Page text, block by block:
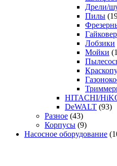
Дрели/
Пилы
Лобзики
Мойки
HITACHI/
DeWALT (93)
Разное (43)
Корпусы (9)
Насосное оборудование